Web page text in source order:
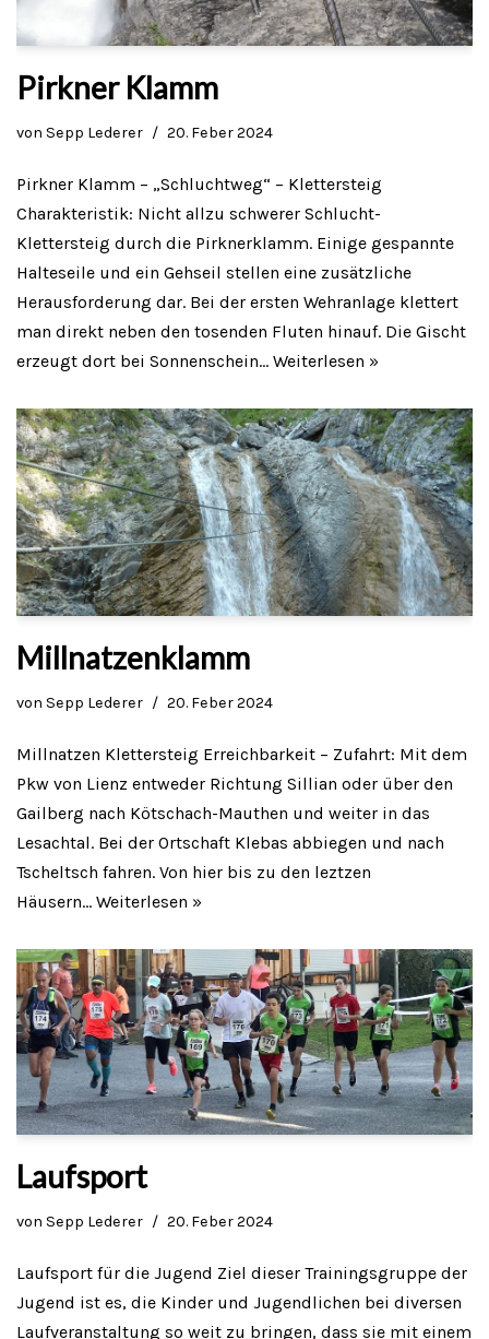
Pirkner Klamm
von Sepp Lederer 20. Feber 2024
Pirkner Klamm – „Schluchtweg“ – Klettersteig
Charakteristik: Nicht allzu schwerer Schlucht-
Klettersteig durch die Pirknerklamm. Einige gespannte
Halteseile und ein Gehseil stellen eine zusätzliche
Herausforderung dar. Bei der ersten Wehranlage klettert
man direkt neben den tosenden Fluten hinauf. Die Gischt
erzeugt dort bei Sonnenschein… Weiterlesen »
Millnatzenklamm
von Sepp Lederer 20. Feber 2024
Millnatzen Klettersteig Erreichbarkeit – Zufahrt: Mit dem
Pkw von Lienz entweder Richtung Sillian oder über den
Gailberg nach Kötschach-Mauthen und weiter in das
Lesachtal. Bei der Ortschaft Klebas abbiegen und nach
Tscheltsch fahren. Von hier bis zu den leztzen
Häusern… Weiterlesen »
Laufsport
von Sepp Lederer 20. Feber 2024
Laufsport für die Jugend Ziel dieser Trainingsgruppe der
Jugend ist es, die Kinder und Jugendlichen bei diversen
Laufveranstaltung so weit zu bringen, dass sie mit einem